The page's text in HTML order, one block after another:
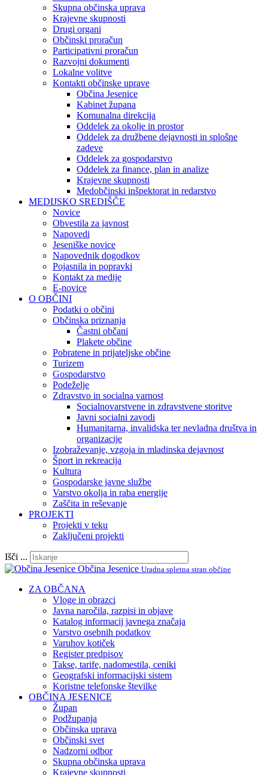
Skupna občinska uprava
Krajevne skupnosti
Drugi organi
Občinski proračun
Participativni proračun
Razvojni dokumenti
Lokalne volitve
Kontakti občinske uprave
Občina Jesenice
Kabinet župana
Komunalna direkcija
Oddelek za okolje in prostor
Oddelek za družbene dejavnosti in splošne
zadeve
Oddelek za gospodarstvo
Oddelek za finance, plan in analize
Krajevne skupnosti
Medobčinski inšpektorat in redarstvo
MEDIJSKO SREDIŠČE
Novice
Obvestila za javnost
Napovedi
Jeseniške novice
Napovednik dogodkov
Pojasnila in popravki
Kontakt za medije
E-novice
O OBČINI
Podatki o občini
Občinska priznanja
Častni občani
Plakete občine
Pobratene in prijateljske občine
Turizem
Gospodarstvo
Podeželje
Zdravstvo in socialna varnost
Socialnovarstvene in zdravstvene storitve
Javni socialni zavodi
Humanitarna, invalidska ter nevladna društva in
organizacije
Izobraževanje, vzgoja in mladinska dejavnost
Šport in rekreacija
Kultura
Gospodarske javne službe
Varstvo okolja in raba energije
Zaščita in reševanje
PROJEKTI
Projekti v teku
Zaključeni projekti
Išči ...
Občina Jesenice Uradna spletna stran občine
ZA OBČANA
Vloge in obrazci
Javna naročila, razpisi in objave
Katalog informacij javnega značaja
Varstvo osebnih podatkov
Varuhov kotiček
Register predpisov
Takse, tarife, nadomestila, ceniki
Geografski informacijski sistem
Koristne telefonske številke
OBČINA JESENICE
Župan
Podžupanja
Občinska uprava
Občinski svet
Nadzorni odbor
Skupna občinska uprava
Krajevne skupnosti